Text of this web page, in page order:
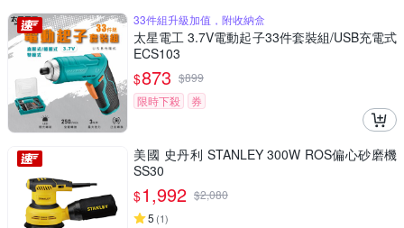
33件組升級加值，附收納盒
太星電工 3.7V電動起子33件套裝組/USB充電式
ECS103
$873 $899
限時下殺
券
美國 史丹利 STANLEY 300W ROS偏心砂磨機
SS30
$1,992 $2,080
5 (1)